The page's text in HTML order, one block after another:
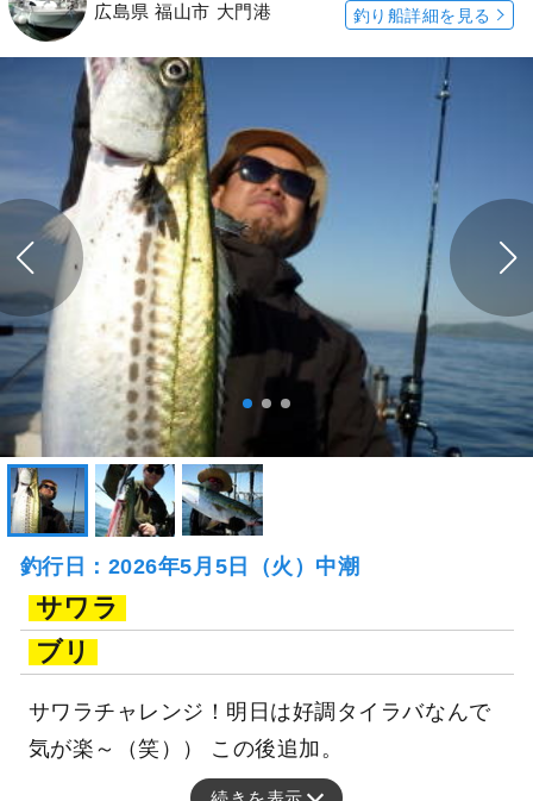
広島県 福山市 大門港 釣り船詳細を見る
釣行日：2026年5月5日（火）中潮
サワラ
ブリ
サワラチャレンジ！明日は好調タイラバなんで
気が楽～（笑）） この後追加。